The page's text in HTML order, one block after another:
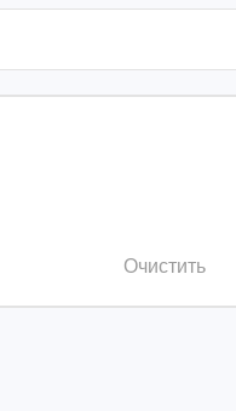
Очистить